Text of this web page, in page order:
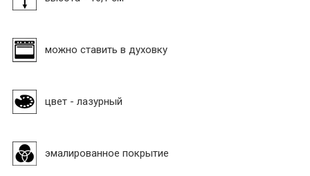
можно ставить в духовку
цвет - лазурный
эмалированное покрытие